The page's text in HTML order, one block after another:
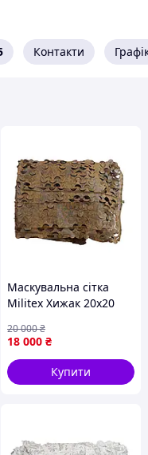
та повітряний
Контакти
Маскувальна сітка
Militex Хижак 20х20
18 000 ₴
20 000₴
Купити